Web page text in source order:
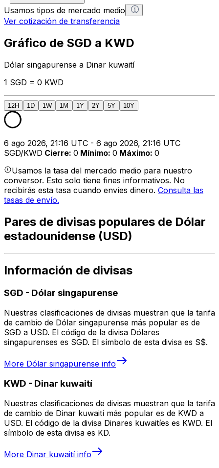
Usamos tipos de mercado medio
Ver cotización de transferencia
Gráfico de SGD a KWD
Dólar singapurense a Dinar kuwaití
1 SGD = 0 KWD
12H 1D 1W 1M 1Y 2Y 5Y 10Y
6 ago 2026, 21:16 UTC - 6 ago 2026, 21:16 UTC
SGD/KWD Cierre: 0 Mínimo: 0 Máximo: 0
Usamos la tasa del mercado medio para nuestro
conversor. Esto solo tiene fines informativos. No
recibirás esta tasa cuando envíes dinero. Consulta las
tasas de envío.
Pares de divisas populares de Dólar
estadounidense (USD)
Información de divisas
SGD - Dólar singapurense
Nuestras clasificaciones de divisas muestran que la tarifa
de cambio de Dólar singapurense más popular es de
SGD a USD. El código de la divisa Dólares
singapurenses es SGD. El símbolo de esta divisa es S$.
More Dólar singapurense info
KWD - Dinar kuwaití
Nuestras clasificaciones de divisas muestran que la tarifa
de cambio de Dinar kuwaití más popular es de KWD a
USD. El código de la divisa Dinares kuwaitíes es KWD. El
símbolo de esta divisa es KD.
More Dinar kuwaitíinfo